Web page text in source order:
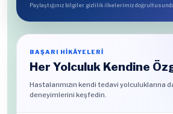
Paylaştığınız bilgiler gizlilik ilkelerimiz
BAŞARI HİKÂYELERİ
Her Yolculuk Kendine
Hastalarımızın kendi tedavi yolculuklarına
deneyimlerini keşfedin.